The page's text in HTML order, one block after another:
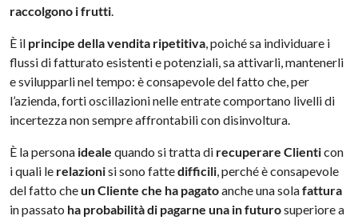
raccolgono i frutti.
È il principe della vendita ripetitiva, poiché sa individuare i
flussi di fatturato esistenti e potenziali, sa attivarli, mantenerli
e svilupparli nel tempo: è consapevole del fatto che, per
l’azienda, forti oscillazioni nelle entrate comportano livelli di
incertezza non sempre affrontabili con disinvoltura.
È la persona idealequando si tratta di recuperare Clienticon
i quali le relazionisi sono fattedifficili, perché è consapevole
del fatto cheun Cliente che ha pagatoanche una solafattura
in passato ha probabilità di pagarne una in futurosuperiore a